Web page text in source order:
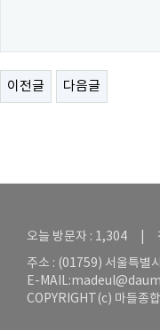
이전글 다음글
오늘 방문자 : 1,304 |
주소 : (01759) 서울특별
E-MAIL:
COPYRIGHT(c) 마들종